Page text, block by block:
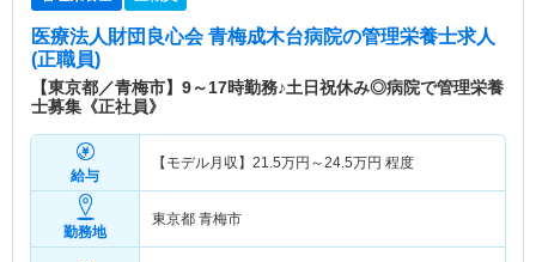
医療法人財団良心会 青梅成木台病院の管理栄養士求人
(正職員)
【東京都／青梅市】9～17時勤務♪土日祝休み◎病院で管理栄養
士募集《正社員》
給与
【モデル月収】 21.5万円～24.5万円 程度
勤務地
東京都 青梅市